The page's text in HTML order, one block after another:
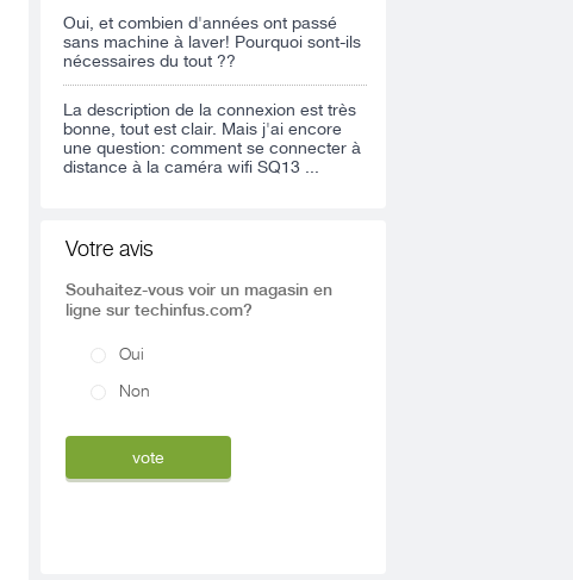
Oui, et combien d'années ont passé
sans machine à laver! Pourquoi sont-ils
nécessaires du tout ??
La description de la connexion est très
bonne, tout est clair. Mais j'ai encore
une question: comment se connecter à
distance à la caméra wifi SQ13 ...
Votre avis
Souhaitez-vous voir un magasin en
ligne sur techinfus.com?
Oui
Non